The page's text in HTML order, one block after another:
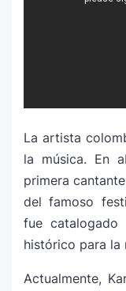
8
FOToS
9
Maluma
en
en una
La artista
la música. En
primera
del famoso
fue
histórico para la
Actualmente,